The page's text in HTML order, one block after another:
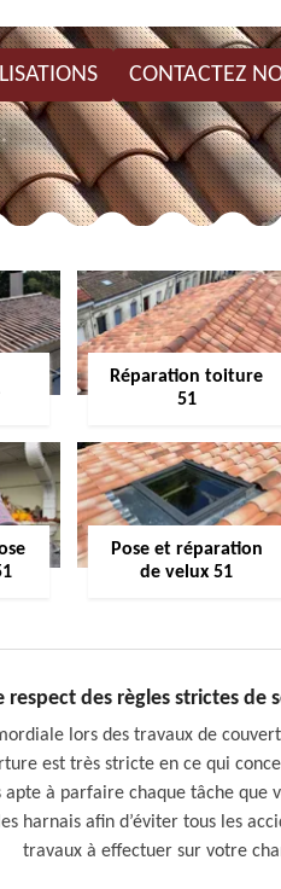
CONTACTEZ
Réparation toiture
51
Pose et réparation
de velux 51
respect des règles strictes
lors des travaux de
est très stricte en ce qui
apte à parfaire chaque tâche que
harnais afin d’éviter tous les
travaux à effectuer sur votre